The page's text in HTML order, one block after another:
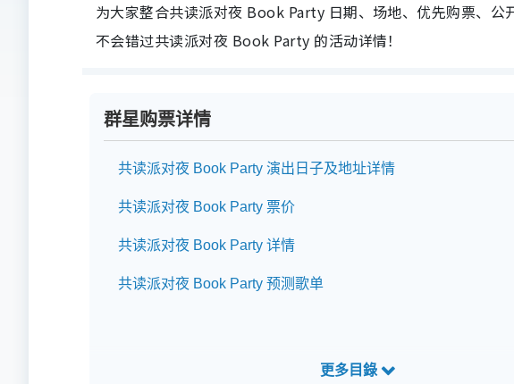
为大家整合共读派对夜 Book Party 日期、场地、优先购票、
不会错过共读派对夜 Book Party 的活动详情！
群星购票详情
共读派对夜 Book Party 演出日子及地址详情
共读派对夜 Book Party 票价
共读派对夜 Book Party 详情
共读派对夜 Book Party 预测歌单